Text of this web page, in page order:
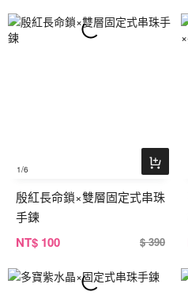
1/6
殷紅長命鎖×雙層固定式串珠
手鍊
NT$ 100 $ 390